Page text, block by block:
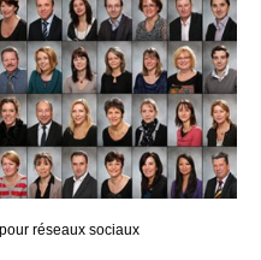
réseaux sociaux